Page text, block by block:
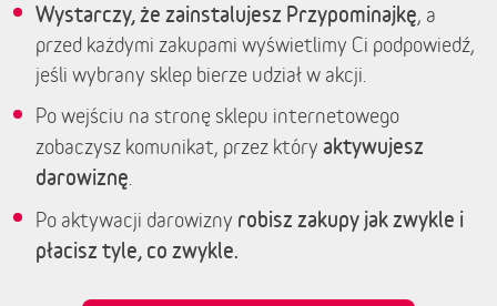
Wystarczy, że zainstalujesz Przypominajkę, a
przed każdymi zakupami wyświetlimy Ci podpowiedź,
jeśli wybrany sklep bierze udział w akcji.
Po wejściu na stronę sklepu internetowego
zobaczysz komunikat, przez który aktywujesz
darowiznę
Po aktywacji darowizny robisz zakupy jak zwykle i
płacisz tyle, co zwykle.